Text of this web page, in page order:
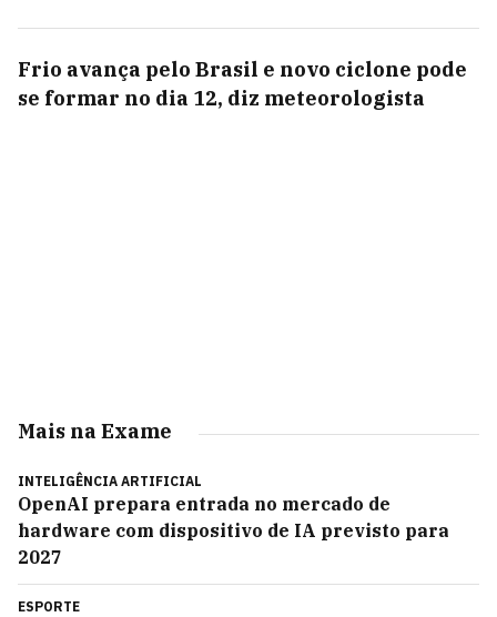
Frio avança pelo Brasil e novo ciclone pode
se formar no dia 12, diz meteorologista
Mais na Exame
INTELIGÊNCIA ARTIFICIAL
OpenAI prepara entrada no mercado de
hardware com dispositivo de IA previsto para
2027
ESPORTE